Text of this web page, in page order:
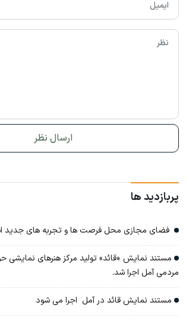
پربازدید ها
فضای مجازی محل فرصت ها و تجربه های جدید
مستند نمایش «قائد» تولید مرکز هنرهای نمایشی
مردمی آمل اجرا شد.
مستند نمایش قائد در آمل اجرا می شود